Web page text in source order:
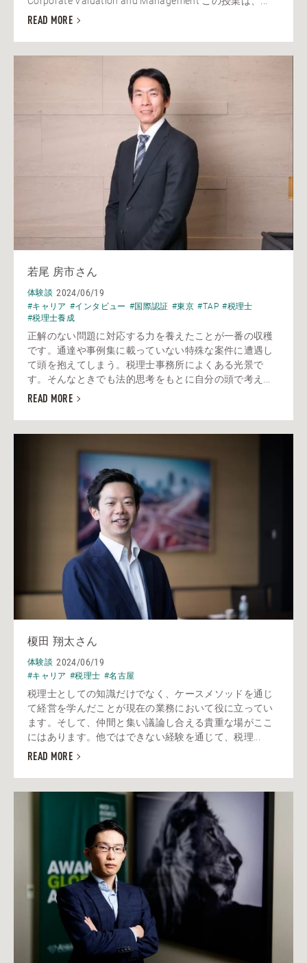
READ MORE
若尾 房市さん
体験談 2024/06/19
#キャリア #インタビュー #国際認証 #東京 #TAP #税理士
#税理士養成
正解のない問題に対応する力を養えたことが一番の収穫
です。通達や事例集に載っていない特殊な案件に遭遇し
て頭を抱えてしまう。税理士事務所によくある光景で
す。そんなときでも法的思考をもとに自分の頭で考え...
READ MORE
榎田 翔太さん
体験談 2024/06/19
#キャリア #税理士 #名古屋
税理士としての知識だけでなく、ケースメソッドを通じ
て経営を学んだことが現在の業務において役に立ってい
ます。そして、仲間と集い議論し合える貴重な場がここ
にはあります。他ではできない経験を通じて、税理...
READ MORE